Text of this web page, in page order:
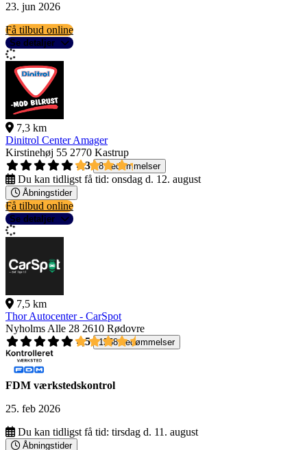
23. jun 2026
Få tilbud online
Se detaljer
7,3 km
Dinitrol Center Amager
Kirstinehøj 55 2770 Kastrup
4,3
8 bedømmelser
Du kan tidligst få tid: onsdag d. 12. august
Åbningstider
Få tilbud online
Se detaljer
7,5 km
Thor Autocenter - CarSpot
Nyholms Alle 28 2610 Rødovre
4,5
1558 bedømmelser
FDM værkstedskontrol
25. feb 2026
Du kan tidligst få tid: tirsdag d. 11. august
Åbningstider